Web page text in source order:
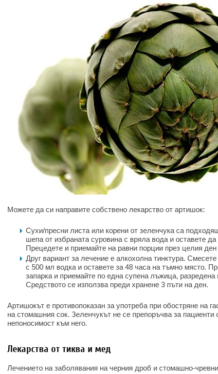
Можете да си направите собствено лекарство от артишок:
Сухи/пресни листа или корени от зеленчука са
шепа от избраната суровина с вряла вода и оставете
Прецедете и приемайте на равни порции през целия
Друг вариант за лечение е алкохолна тинктура.
с 500 мл водка и оставете за 48 часа на тъмно място.
запарка и приемайте по една супена лъжица,
Средството се използва преди хранене 3 пъти на ден.
Артишокът е противопоказан за употреба при обостряне на
на стомашния сок. Зеленчукът не се препоръчва за пациенти
непоносимост към него.
Лекарства от тиква и мед
Лечението на заболявания на черния дроб и стомашно-